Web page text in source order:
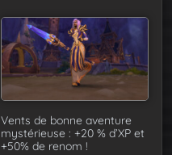
Vents de bonne aventure
mystérieuse : +20 % d’XP et
+50% de renom !